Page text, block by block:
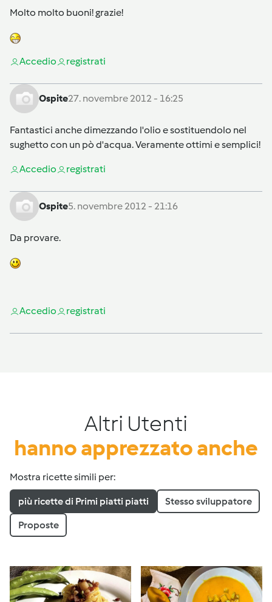
Molto molto buoni! grazie!
Accedio registrati
Ospite27. novembre 2012 - 16:25
Fantastici anche dimezzando l'olio e sostituendolo nel
sughetto con un pò d'acqua. Veramente ottimi e semplici!
Accedio registrati
Ospite5. novembre 2012 - 21:16
Da provare.
Accedio registrati
Altri Utenti
hanno apprezzato anche
Mostra ricette simili per:
più ricette di Primi piatti piatti Stesso sviluppatore
Proposte